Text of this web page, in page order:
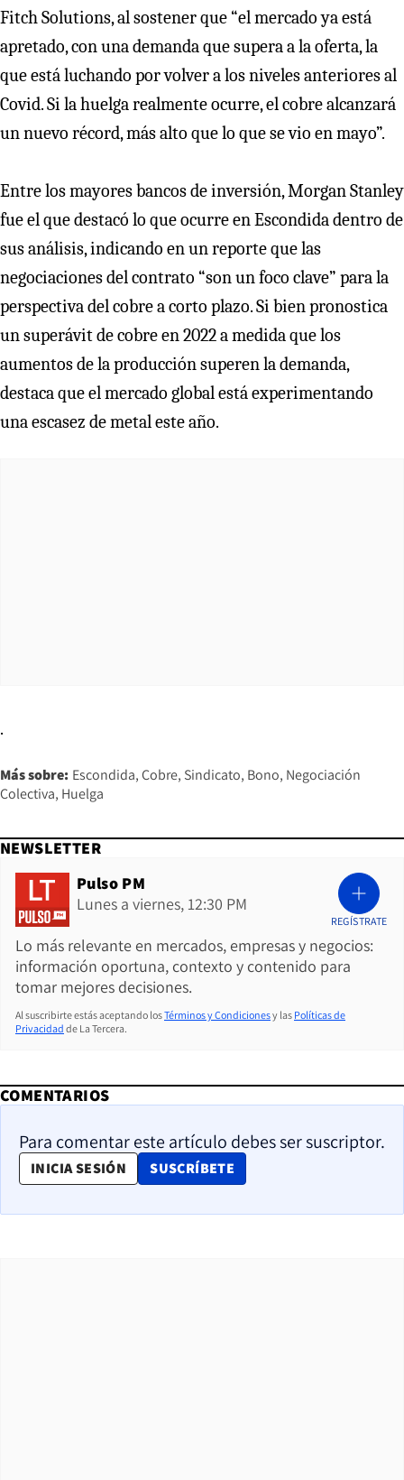
Fitch Solutions, al sostener que “el mercado ya está
apretado, con una demanda que supera a la oferta, la
que está luchando por volver a los niveles anteriores al
Covid. Si la huelga realmente ocurre, el cobre alcanzará
un nuevo récord, más alto que lo que se vio en mayo”.
Entre los mayores bancos de inversión, Morgan Stanley
fue el que destacó lo que ocurre en Escondida dentro de
sus análisis, indicando en un reporte que las
negociaciones del contrato “son un foco clave” para la
perspectiva del cobre a corto plazo. Si bien pronostica
un superávit de cobre en 2022 a medida que los
aumentos de la producción superen la demanda,
destaca que el mercado global está experimentando
una escasez de metal este año.
.
Más sobre: Escondida Cobre Sindicato Bono Negociación
Colectiva Huelga
NEWSLETTER
Pulso PM
Lunes a viernes, 12:30 PM
Lo más relevante en mercados, empresas y negocios:
información oportuna, contexto y contenido para
tomar mejores decisiones.
REGÍSTRATE
Al suscribirte estás aceptando losTérminos y Condicionesy las Políticas de
Privacidad de La Tercera.
COMENTARIOS
Para comentar este artículo debes ser suscriptor.
INICIA SESIÓN SUSCRÍBETE
OPENS IN NEW WINDOW